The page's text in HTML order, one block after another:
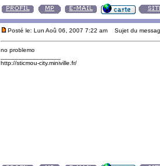
Posté le: Lun Aoû 06, 2007 7:22 am Sujet du
no problemo
http://sticmou-city.miniville.fr/